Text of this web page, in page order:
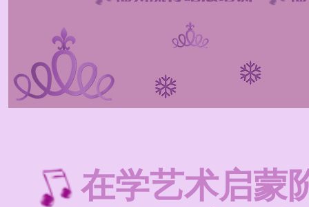
在学艺术启蒙